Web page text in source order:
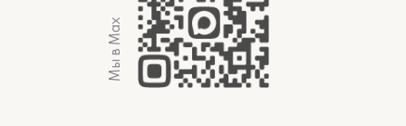
Мы в Max